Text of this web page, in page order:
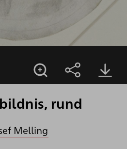
rund
Melling